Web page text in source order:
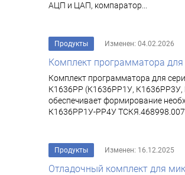
АЦП и ЦАП, компаратор...
Продукты Изменен: 04.02.2026
Комплект программатора для
Комплект программатора для
К1636РР (К1636РР1У, К1636РР3У,
обеспечивает формирование
К1636РР1У-РР4У ТСКЯ.468998.007...
Продукты Изменен: 16.12.2025
Отладочный комплект для